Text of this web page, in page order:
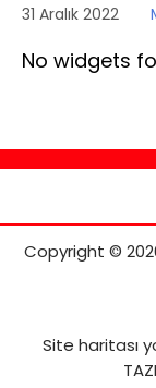
31 Aralık 2022
No widgets
Copyright ©
Site haritası